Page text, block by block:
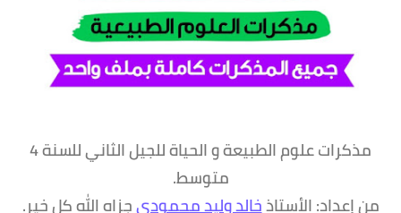
مذكرات علوم الطبيعة و الحياة للجيل الثاني للسنة 4
متوسط.
من إعداد: الأستاذخالد وليد محموديجزاه الله كل خير.